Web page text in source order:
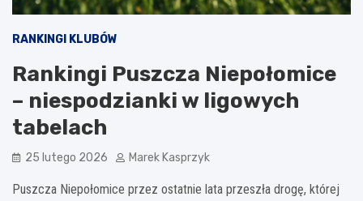
RANKINGI KLUBÓW
Rankingi Puszcza Niepołomice
– niespodzianki w ligowych
tabelach
25 lutego 2026 Marek Kasprzyk
Puszcza Niepołomice przez ostatnie lata przeszła drogę, której